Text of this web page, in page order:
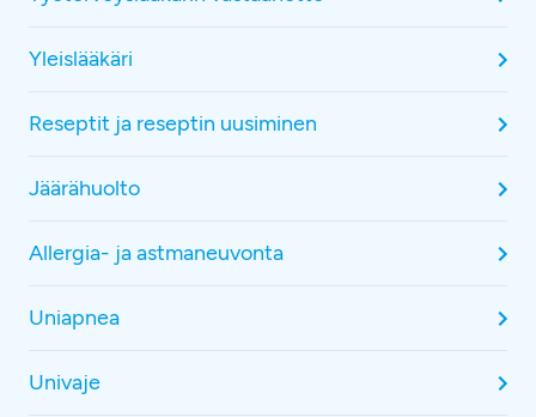
Yleislääkäri
Reseptit ja reseptin uusiminen
Jäärähuolto
Allergia- ja astmaneuvonta
Uniapnea
Univaje